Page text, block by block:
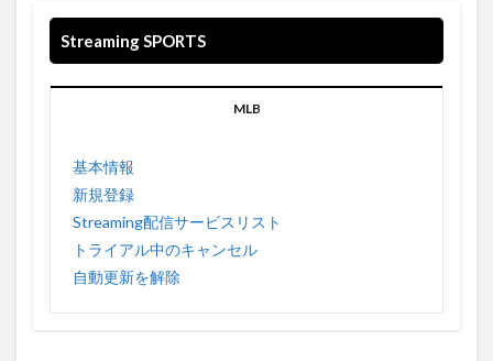
WWDC2021
Wallows Waiting on a War
US
VIVID VICE
usa
USBケーブル
Valley
Vampire Weekend twenty one pilots twenty one pilots My Limb
Video
VPN接続方法
VOD Streaming Survis CBDテレビ
VPN EXEPRESS
Streaming SPORTS
MLB
基本情報
新規登録
Streaming配信サービスリスト
トライアル中のキャンセル
自動更新を解除